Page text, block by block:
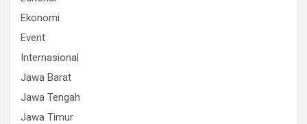
Ekonomi
Event
Internasional
Jawa Barat
Jawa Tengah
Jawa Timur